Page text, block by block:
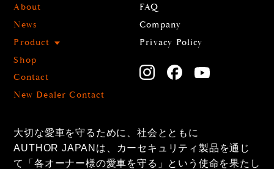
About
News
Product
Shop
Contact
New Dealer Contact
FAQ
Company
Privacy Policy
大切な愛車を守るために、社会とともに
AUTHOR JAPANは、カーセキュリティ製品を通じ
て「各オーナー様の愛車を守る」という使命を果たし